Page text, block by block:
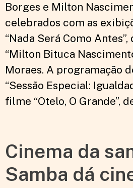
Borges e Milton
celebrados com as
“Nada Será Como
“Milton Bituca
Moraes. A programação
“Sessão Especial:
filme “Otelo, O Grande”,
Cinema da
Samba dá